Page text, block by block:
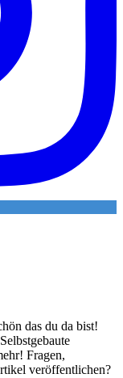
das du da bist!
Fragen,
veröffentlichen?